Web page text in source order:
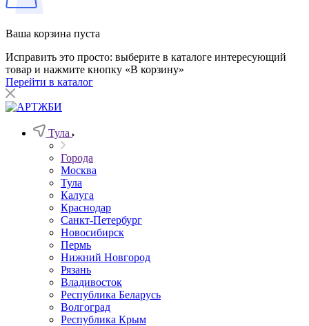
Ваша корзина пуста
Исправить это просто: выберите в каталоге интересующий
товар и нажмите кнопку «В корзину»
Перейти в каталог
Тула
Города
Москва
Тула
Калуга
Краснодар
Санкт-Петербург
Новосибирск
Пермь
Нижний Новгород
Рязань
Владивосток
Республика Беларусь
Волгоград
Республика Крым